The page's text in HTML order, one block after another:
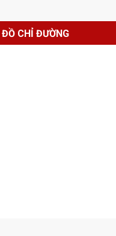
ĐỒ CHỈ ĐƯỜNG